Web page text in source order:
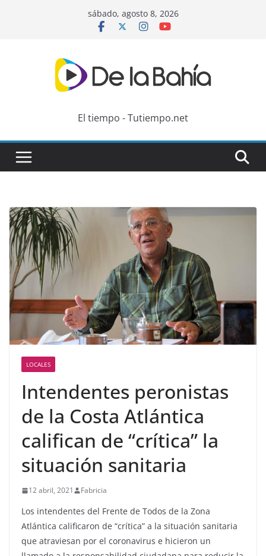
sábado, agosto 8, 2026
El tiempo - Tutiempo.net
LOCALES
Intendentes peronistas
de la Costa Atlántica
califican de “crítica” la
situación sanitaria
12 abril, 2021 Fabricia
Los intendentes del Frente de Todos de la Zona
Atlántica calificaron de “crítica” a la situación sanitaria
que atraviesan por el coronavirus e hicieron un